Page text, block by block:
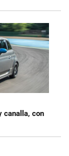
canalla, con